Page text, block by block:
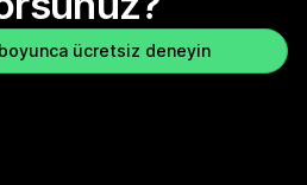
ücretsiz deneyin